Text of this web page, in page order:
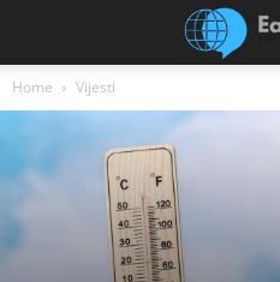
Home Vijesti